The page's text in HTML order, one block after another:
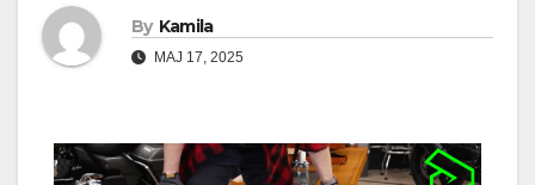
By Kamila
MAJ 17, 2025